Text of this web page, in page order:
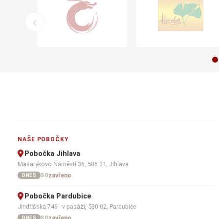
NAŠE POBOČKY
Pobočka Jihlava
Masarykovo Náměstí 36, 586 01, Jihlava
DNES SOzavřeno
Pobočka Pardubice
Jindřišská 746 - v pasáži, 530 02, Pardubice
DNES SO